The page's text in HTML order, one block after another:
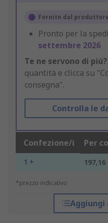
Fornito dal
Pronto per la
settembre 2026
Te ne servono di più?
quantità e clicca su
consegna".
Controlla le
Confezione/i Per
1 + 197,16
*prezzo indicativo